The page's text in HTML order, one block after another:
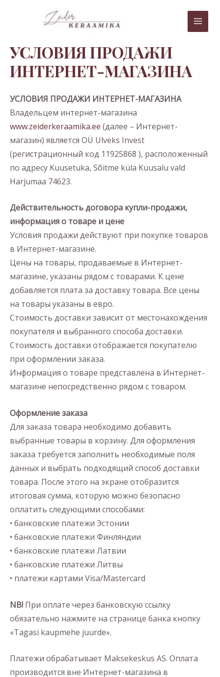
УСЛОВИЯ ПРОДАЖИ
ИНТЕРНЕТ-МАГАЗИНА
УСЛОВИЯ ПРОДАЖИ ИНТЕРНЕТ-МАГАЗИНА
Владельцем интернет-магазина
www.zeiderkeraamika.ee (далее – Интернет-
магазин) является OÜ Ulveks Invest
(регистрационный код 11925868 ), расположенный
по адресу Kuusetuka, Sõitme küla Kuusalu vald
Harjumaa 74623.
Действительность договора купли-продажи,
информация о товаре и цене
Условия продажи действуют при покупке товаров
в Интернет-магазине.
Цены на товары, продаваемые в Интернет-
магазине, указаны рядом с товарами. К цене
добавляется плата за доставку товара. Все цены
на товары указаны в евро.
Стоимость доставки зависит от местонахождения
покупателя и выбранного способа доставки.
Стоимость доставки отображается покупателю
при оформлении заказа.
Информация о товаре представлена в Интернет-
магазине непосредственно рядом с товаром.
Оформление заказа
Для заказа товара необходимо добавить
выбранные товары в корзину. Для оформления
заказа требуется заполнить необходимые поля
данных и выбрать подходящий способ доставки
товара. После этого на экране отобразится
итоговая сумма, которую можно безопасно
оплатить следующими способами:
• банковские платежи Эстонии
• банковские платежи Финляндии
• банковские платежи Латвии
• банковские платежи Литвы
• платежи картами Visa/Mastercard
NB! При оплате через банковскую ссылку
обязательно нажмите на странице банка кнопку
«Tagasi kaupmehe juurde».
Платежи обрабатывает Maksekeskus AS. Оплата
производится вне Интернет-магазина в